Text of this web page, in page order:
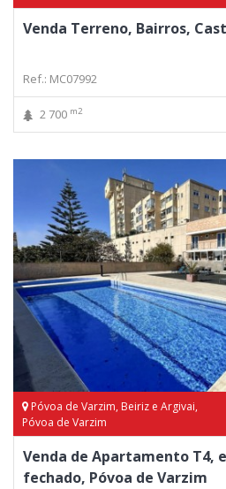
Venda Terreno, Bairros,
Ref.: MC07992
2 700 m2
Póvoa de Varzim, Beiriz e Argivai,
Póvoa de Varzim
Venda de Apartamento T4,
fechado, Póvoa de Varzim